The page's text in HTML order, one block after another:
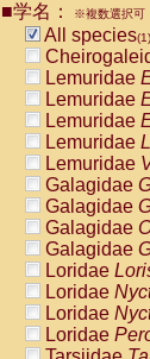
Cebidae
Cebidae
Cebidae
Cebidae
Atelidae
Atelidae
Atelidae
Atelidae
Atelidae
Atelidae
Atelidae
Atelidae
Atelidae
Atelidae
Pitheciidae
Pitheciidae
Pitheciidae
■学名： ※複数選択可
All species(1)
Lemuridae
Lemuridae
Lemuridae
Lemuridae
Lemuridae
Galagidae
Galagidae
Galagidae
Galagidae
Loridae
Loridae
Loridae
Loridae